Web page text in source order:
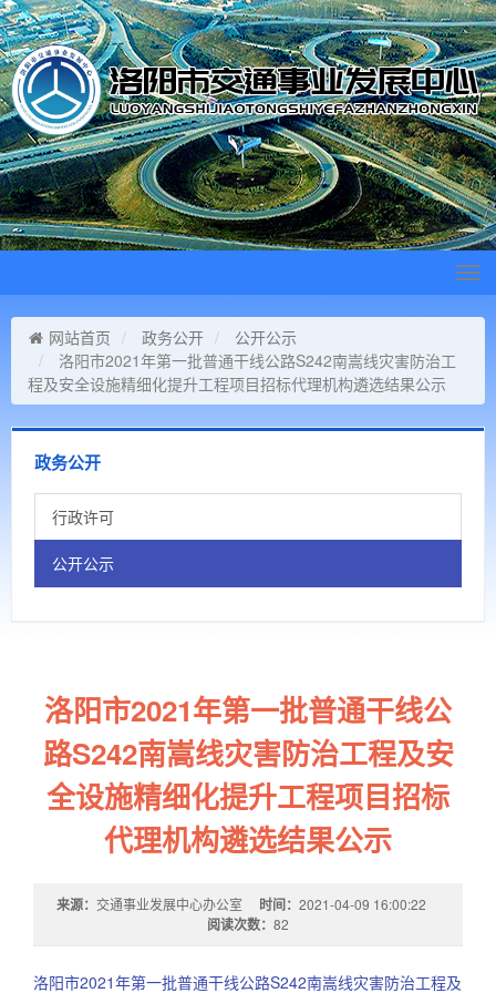
网站首页
政务公开
公开公示
洛阳市2021年第一批普通干线公路S242南嵩线灾害防治工
程及安全设施精细化提升工程项目招标代理机构遴选结果公示
政务公开
行政许可
公开公示
洛阳市2021年第一批普通干线公
路S242南嵩线灾害防治工程及安
全设施精细化提升工程项目招标
代理机构遴选结果公示
来源： 交通事业发展中心办公室 时间： 2021-04-09 16:00:22
阅读次数： 82
洛阳市2021年第一批普通干线公路S242南嵩线灾害防治工程及